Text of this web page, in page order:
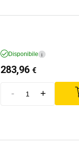
Disponibile i
283,96 €
- +